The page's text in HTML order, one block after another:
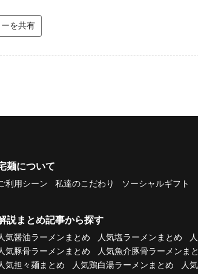
を共有
麺について
利用シーン 私達のこだわり ソーシャルギフト
説まとめ記事から探す
気醤油ラーメンまとめ 人気塩ラーメンまとめ
気豚骨ラーメンまとめ
人気魚介豚骨ラーメンま
気担々麺まとめ
人気鶏白湯ラーメンまとめ
人